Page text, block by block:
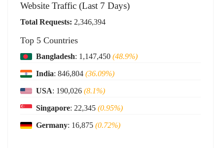
Website Traffic (Last 7 Days)
Total Requests: 2,346,394
Top 5 Countries
Bangladesh: 1,147,450 (48.9%)
India: 846,804 (36.09%)
USA: 190,026 (8.1%)
Singapore: 22,345 (0.95%)
Germany: 16,875 (0.72%)